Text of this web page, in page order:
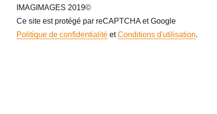
IMAGIMAGES 2019©
Ce site est protégé par reCAPTCHA et Google
Politique de confidentialité etConditions d'utilisation.